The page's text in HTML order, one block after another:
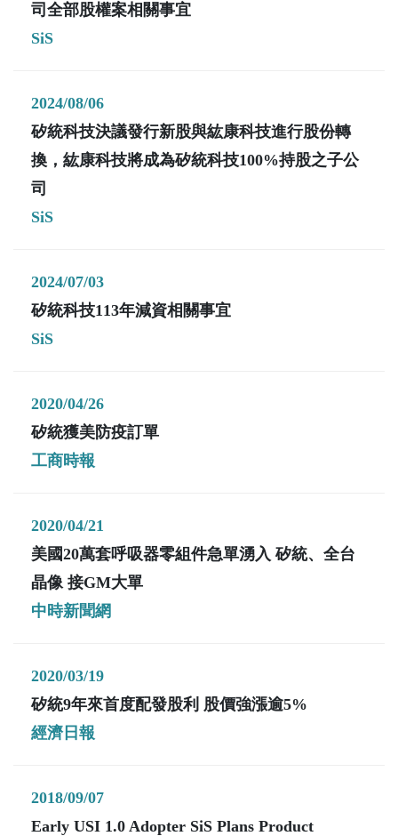
司全部股權案相關事宜
SiS
2024/08/06
矽統科技決議發行新股與紘康科技進行股份轉
換，紘康科技將成為矽統科技100%持股之子公
司
SiS
2024/07/03
矽統科技113年減資相關事宜
SiS
2020/04/26
矽統獲美防疫訂單
工商時報
2020/04/21
美國20萬套呼吸器零組件急單湧入 矽統、全台
晶像 接GM大單
中時新聞網
2020/03/19
矽統9年來首度配發股利 股價強漲逾5%
經濟日報
2018/09/07
Early USI 1.0 Adopter SiS Plans Product